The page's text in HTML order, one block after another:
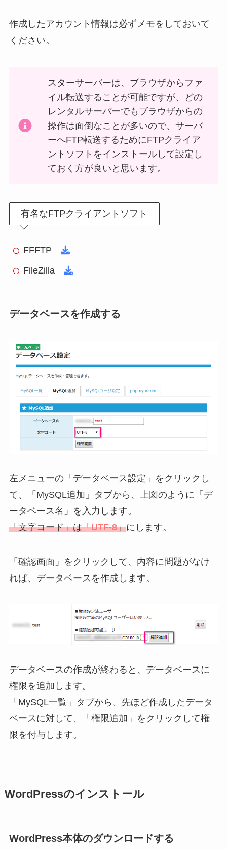
作成したアカウント情報は必ずメモをしておいて
ください。
スターサーバーは、ブラウザからファ
イル転送することが可能ですが、どの
レンタルサーバーでもブラウザからの
操作は面倒なことが多いので、サーバ
ーへFTP転送するためにFTPクライア
ントソフトをインストールして設定し
ておく方が良いと思います。
有名なFTPクライアントソフト
FFFTP
FileZilla
データベースを作成する
左メニューの「データベース設定」をクリックし
て、「MySQL追加」タブから、上図のように「デ
ータベース名」を入力します。
「文字コード」は「UTF-8」にします。
「確認画面」をクリックして、内容に問題がなけ
れば、データベースを作成します。
データベースの作成が終わると、データベースに
権限を追加します。
「MySQL一覧」タブから、先ほど作成したデータ
ベースに対して、「権限追加」をクリックして権
限を付与します。
WordPressのインストール
WordPress本体のダウンロードする